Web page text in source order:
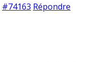
#74163 Répondre